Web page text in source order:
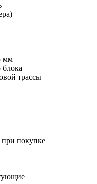
мм
трассы
при покупке